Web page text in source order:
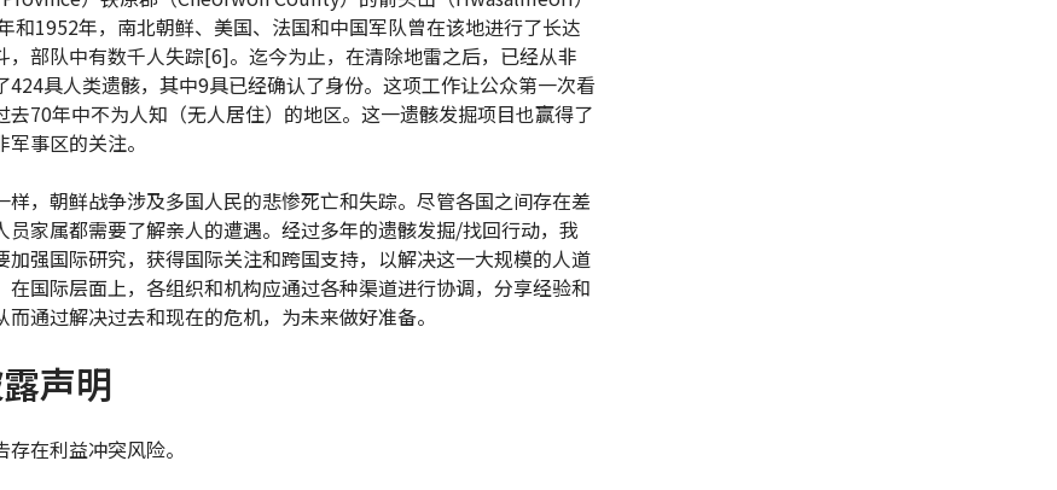
和1952年，南北朝鲜、美国、法国和中国军队曾在该地进行了长达
，部队中有数千人失踪[6]。迄今为止，在清除地雷之后，已经从非
424具人类遗骸，其中9具已经确认了身份。这项工作让公众第一次看
去70年中不为人知（无人居住）的地区。这一遗骸发掘项目也赢得了
事区的关注。
样，朝鲜战争涉及多国人民的悲惨死亡和失踪。尽管各国之间存在差
员家属都需要了解亲人的遭遇。经过多年的遗骸发掘/找回行动，我
加强国际研究，获得国际关注和跨国支持，以解决这一大规模的人道
在国际层面上，各组织和机构应通过各种渠道进行协调，分享经验和
而通过解决过去和现在的危机，为未来做好准备。
声明
在利益冲突风险。